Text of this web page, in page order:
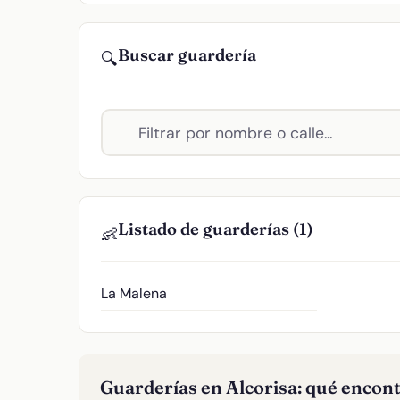
🔍Buscar guardería
👶Listado de guarderías (1)
La Malena
Guarderías en Alcorisa: qué